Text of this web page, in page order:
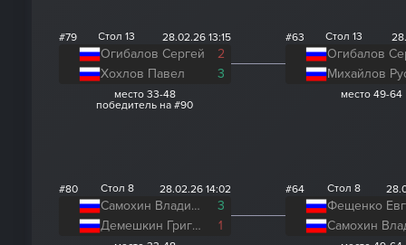
#79 Стол 13 28.02.26 13:15
Огибалов Сергей
2
Хохлов Павел
3
место 33-48
победитель на #90
#80 Стол 8 28.02.26 14:02
Самохин Владислав
3
Демешкин Григорий
1
#63 Стол 13
Огибалов
Михайлов
место 49-64
#64 Стол 8